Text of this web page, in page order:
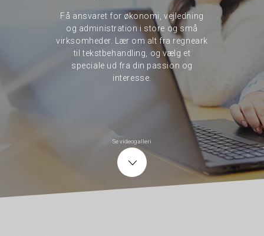
Få ansvaret for økonomi, vejledning
og administration i store og små
virksomheder. Lær om alt fra regneark
til tekstbehandling, og vælg et
speciale ud fra din passion og
interesse.
Se videogalleri